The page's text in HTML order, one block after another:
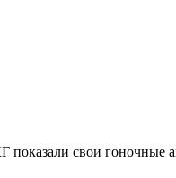
свои гоночные